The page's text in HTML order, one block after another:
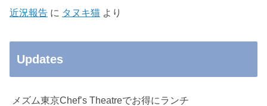
近況報告 に タヌキ猫 より
Updates
メズム東京Chef’s Theatreでお得にランチ